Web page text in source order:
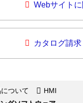
Webサイト
カタログ請求
ついて
HMI